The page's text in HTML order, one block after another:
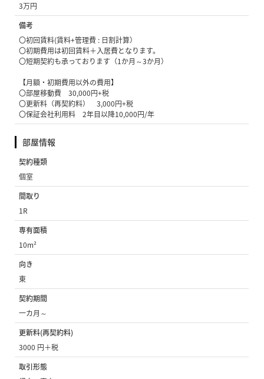
3万円
備考
〇初回賃料(賃料+管理費 : 日割計算）
〇初期費用は初回賃料＋入居費となります。
〇短期契約も承っております（1か月～3か月）
【月額・初期費用以外の費用】
〇部屋移動費 30,000円+税
〇更新料（再契約料） 3,000円+税
〇保証会社利用料 2年目以降10,000円/年
部屋情報
契約種類
個室
間取り
1R
専有面積
10m²
向き
東
契約期間
一カ月～
更新料(再契約料)
3000 円＋税
取引形態